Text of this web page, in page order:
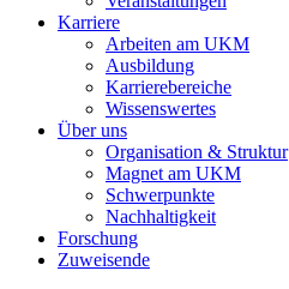
Karriere
Arbeiten am UKM
Ausbildung
Karrierebereiche
Wissenswertes
Über uns
Organisation & Struktur
Magnet am UKM
Schwerpunkte
Nachhaltigkeit
Forschung
Zuweisende